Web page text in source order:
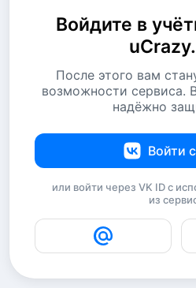
Войдите в
После этого вам
возможности сервиса.
надёжно
Войти
или войти через VK ID с
из